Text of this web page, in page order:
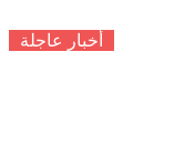
أخبار عاجلة